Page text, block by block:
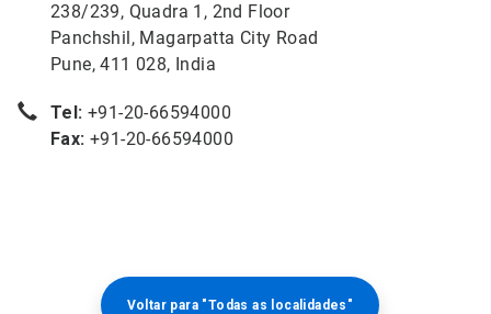
238/239, Quadra 1, 2nd Floor
Panchshil, Magarpatta City Road
Pune, 411 028, India
Tel: +91-20-66594000
Fax: +91-20-66594000
Voltar para "Todas as localidades"